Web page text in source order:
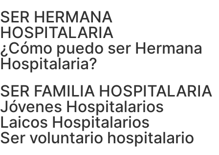
SER HERMANA
HOSPITALARIA
¿Cómo puedo ser Hermana
Hospitalaria?
SER FAMILIA HOSPITALARIA
Jóvenes Hospitalarios
Laicos Hospitalarios
Ser voluntario hospitalario